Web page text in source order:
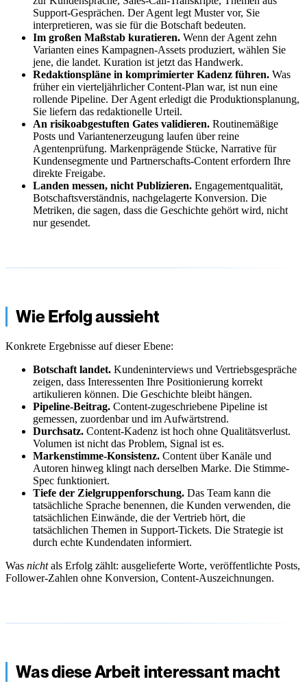
Support-Gesprächen. Der Agent legt Muster vor, Sie
interpretieren, was sie für die Botschaft bedeuten.
Im großen Maßstab kuratieren. Wenn der Agent zehn
Varianten eines Kampagnen-Assets produziert, wählen Sie
jene, die landet. Kuration ist jetzt das Handwerk.
Redaktionspläne in komprimierter Kadenz führen. Was
früher ein vierteljährlicher Content-Plan war, ist nun eine
rollende Pipeline. Der Agent erledigt die Produktionsplanung,
Sie liefern das redaktionelle Urteil.
An risikoabgestuften Gates validieren. Routinemäßige
Posts und Variantenerzeugung laufen über reine
Agentenprüfung. Markenprägende Stücke, Narrative für
Kundensegmente und Partnerschafts-Content erfordern Ihre
direkte Freigabe.
Landen messen, nicht Publizieren. Engagementqualität,
Botschaftsverständnis, nachgelagerte Konversion. Die
Metriken, die sagen, dass die Geschichte gehört wird, nicht
nur gesendet.
Wie Erfolg aussieht
Konkrete Ergebnisse auf dieser Ebene:
Botschaft landet. Kundeninterviews und Vertriebsgespräche
zeigen, dass Interessenten Ihre Positionierung korrekt
artikulieren können. Die Geschichte bleibt hängen.
Pipeline-Beitrag. Content-zugeschriebene Pipeline ist
gemessen, zuordenbar und im Aufwärtstrend.
Durchsatz. Content-Kadenz ist hoch ohne Qualitätsverlust.
Volumen ist nicht das Problem, Signal ist es.
Markenstimme-Konsistenz. Content über Kanäle und
Autoren hinweg klingt nach derselben Marke. Die Stimme-
Spec funktioniert.
Tiefe der Zielgruppenforschung. Das Team kann die
tatsächliche Sprache benennen, die Kunden verwenden, die
tatsächlichen Einwände, die der Vertrieb hört, die
tatsächlichen Themen in Support-Tickets. Die Strategie ist
durch echte Kundendaten informiert.
Was nichtals Erfolg zählt: ausgelieferte Worte, veröffentlichte Posts,
Follower-Zahlen ohne Konversion, Content-Auszeichnungen.
Was diese Arbeit interessant macht